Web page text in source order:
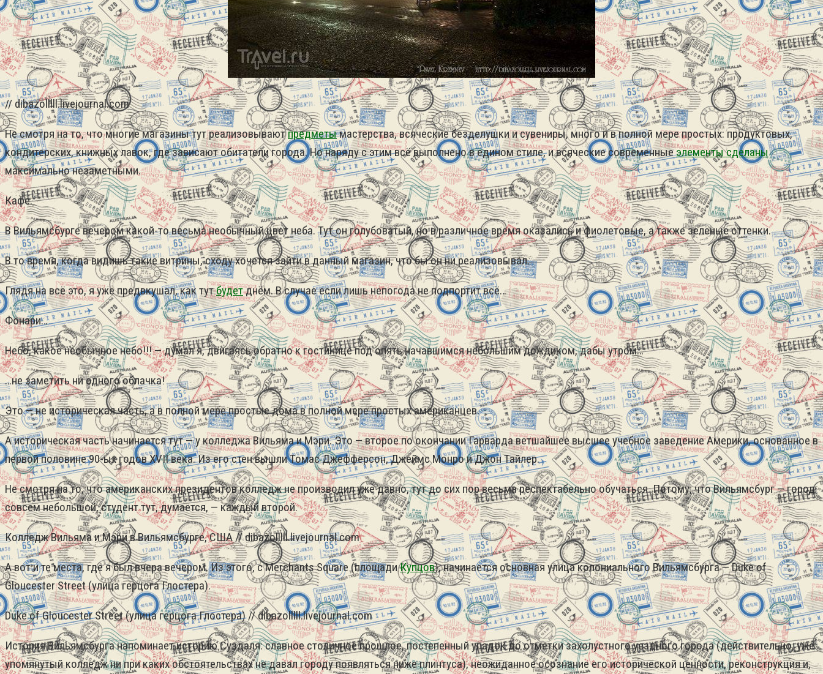
// dibazolllll.livejournal.com
Не смотря на то, что многие магазины тут реализовываютпредметымастерства, всяческие безделушки и сувениры, много и в полной мере простых: продуктовых,
кондитерских, книжных лавок, где зависают обитатели города. Но наряду с этим всё выполнено в едином стиле, и всяческие современныеэлементы сделаны
максимально незаметными.
Кафе.
В Вильямсбурге вечером какой-то весьма необычный цвет неба. Тут он голубоватый, но в различное время оказались и фиолетовые, а также зелёные оттенки.
В то время, когда видишь такие витрины, сходу хочется зайти в данный магазин, что бы он ни реализовывал.
Глядя на всё это, я уже предвкушал, как тутбудетднём. В случае если лишь непогода не подпортит всё…
Фонари…
Небо, какое необычное небо!!! — думал я, двигаясь обратно к гостинице под опять начавшимся небольшим дождиком, дабы утром…
…не заметить ни одного облачка!
Это — не историческая часть, а в полной мере простые дома в полной мере простых американцев.
А историческая часть начинается тут — у колледжа Вильяма и Мэри. Это — второе по окончании Гарварда ветшайшее высшее учебное заведение Америки, основанное в
первой половине 90-ых годов XVII века. Из его стен вышли Томас Джефферсон, Джеймс Монро и Джон Тайлер.
Не смотря на то, что американских президентов колледж не производил уже давно, тут до сих пор весьма респектабельно обучаться. Потому, что Вильямсбург — город
совсем небольшой, студент тут, думается, — каждый второй.
Колледж Вильяма и Мэри в Вильямсбурге, США // dibazolllll.livejournal.com
А вот и те места, где я был вчера вечером. Из этого, с Merchants Square (площадиКупцов), начинается основная улица колониального Вильямсбурга — Duke of
Gloucester Street (улица герцога Глостера).
Duke of Gloucester Street (улица герцога Глостера) // dibazolllll.livejournal.com
История Вильямсбурга напоминает историю Суздаля: славное столичное прошлое, постепенный упадок до отметки захолустного уездного города (действительно, уже
упомянутый колледж ни при каких обстоятельствах не давал городу появляться ниже плинтуса), неожиданное осознание его исторической ценности, реконструкция и,